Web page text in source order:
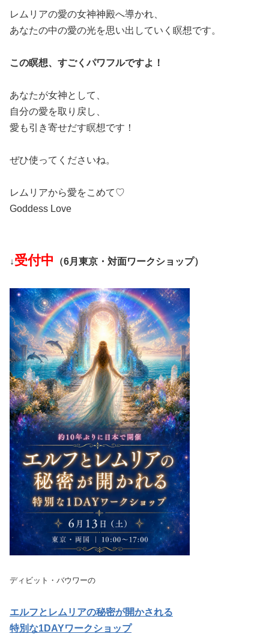
レムリアの愛の女神神殿へ導かれ、
あなたの中の愛の光を思い出していく瞑想です。
この瞑想、すごくパワフルですよ！
あなたが女神として、
自分の愛を取り戻し、
愛も引き寄せだす瞑想です！
ぜひ使ってくださいね。
レムリアから愛をこめて♡
Goddess Love
↓受付中 （6月東京・対面ワークショップ）
ディビット・バウワーの
エルフとレムリアの秘密が開かされる​
特別な1DAYワークショップ​